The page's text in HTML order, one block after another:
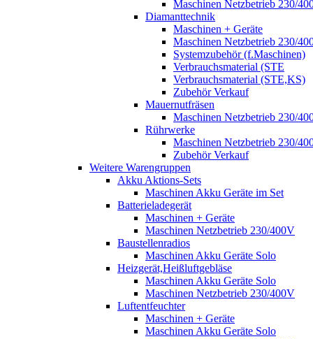
Maschinen Netzbetrieb 230/
Diamanttechnik
Maschinen + Geräte
Maschinen Netzbetrieb 230/
Systemzubehör (f.Maschinen)
Verbrauchsmaterial (STE
Verbrauchsmaterial (STE,KS)
Zubehör Verkauf
Mauernutfräsen
Maschinen Netzbetrieb 230/
Rührwerke
Maschinen Netzbetrieb 230/
Zubehör Verkauf
Weitere Warengruppen
Akku Aktions-Sets
Maschinen Akku Geräte im Set
Batterieladegerät
Maschinen + Geräte
Maschinen Netzbetrieb 230/400V
Baustellenradios
Maschinen Akku Geräte Solo
Heizgerät,Heißluftgebläse
Maschinen Akku Geräte Solo
Maschinen Netzbetrieb 230/400V
Luftentfeuchter
Maschinen + Geräte
Maschinen Akku Geräte Solo